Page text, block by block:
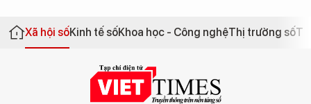
Xã hội sốKinh tế sốKhoa học - Công nghệThị trường số